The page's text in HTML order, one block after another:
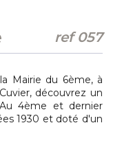
ref 057
Mairie du 6ème, à
découvrez un
4ème et dernier
1930 et doté d'un